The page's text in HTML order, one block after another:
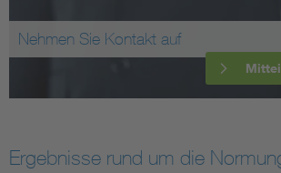
Nehmen Sie Kontakt auf
Ergebnisse rund um die